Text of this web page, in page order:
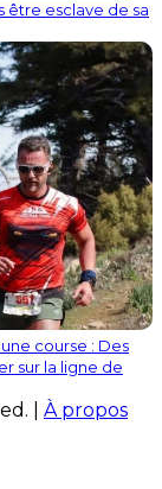
être esclave de sa
course : Des
sur la ligne de
| À propos